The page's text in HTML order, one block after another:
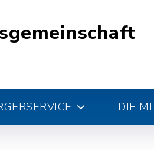
DIE